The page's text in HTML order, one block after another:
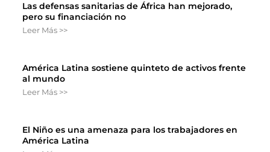
Las defensas sanitarias de África han mejorado,
pero su financiación no
Leer Más >>
América Latina sostiene quinteto de activos frente
al mundo
Leer Más >>
El Niño es una amenaza para los trabajadores en
América Latina